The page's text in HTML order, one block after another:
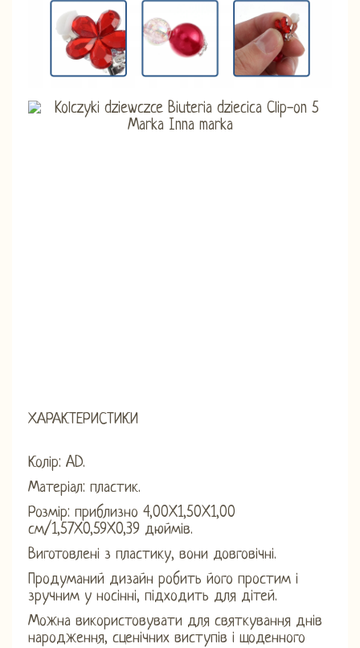
ХАРАКТЕРИСТИКИ
Колір: AD.
Матеріал: пластик.
Розмір: приблизно 4,00X1,50X1,00
см/1,57X0,59X0,39 дюймів.
Виготовлені з пластику, вони довговічні.
Продуманий дизайн робить його простим і
зручним у носінні, підходить для дітей.
Можна використовувати для святкування днів
народження, сценічних виступів і щоденного